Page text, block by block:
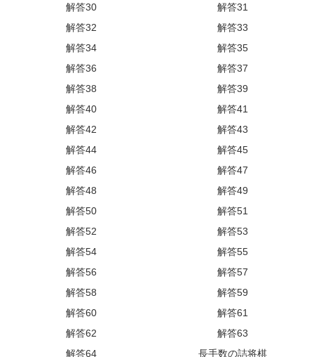
解答30
解答31
解答32
解答33
解答34
解答35
解答36
解答37
解答38
解答39
解答40
解答41
解答42
解答43
解答44
解答45
解答46
解答47
解答48
解答49
解答50
解答51
解答52
解答53
解答54
解答55
解答56
解答57
解答58
解答59
解答60
解答61
解答62
解答63
解答64
長手数の詰将棋